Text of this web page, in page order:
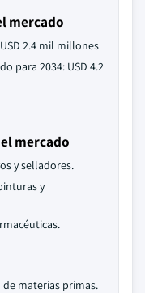
mercado
2.4 mil millones
para 2034: USD 4.2
mercado
y selladores.
y
materias primas.